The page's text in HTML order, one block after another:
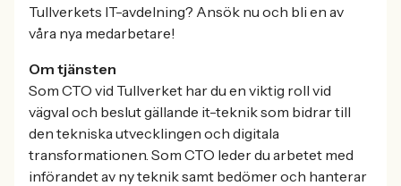
Tullverkets IT-avdelning? Ansök nu och bli en av
våra nya medarbetare!
Om tjänsten
Som CTO vid Tullverket har du en viktig roll vid
vägval och beslut gällande it-teknik som bidrar till
den tekniska utvecklingen och digitala
transformationen. Som CTO leder du arbetet med
införandet av ny teknik samt bedömer och hanterar